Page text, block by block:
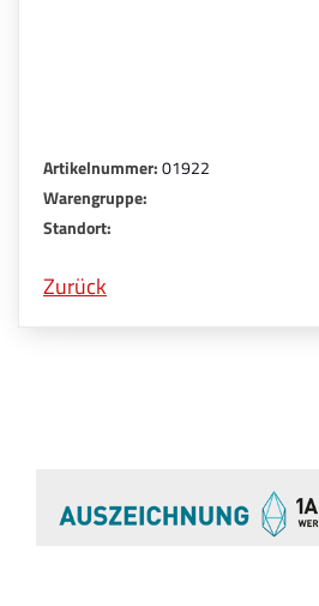
Artikelnummer:01922
Warengruppe:
Standort:
Zurück